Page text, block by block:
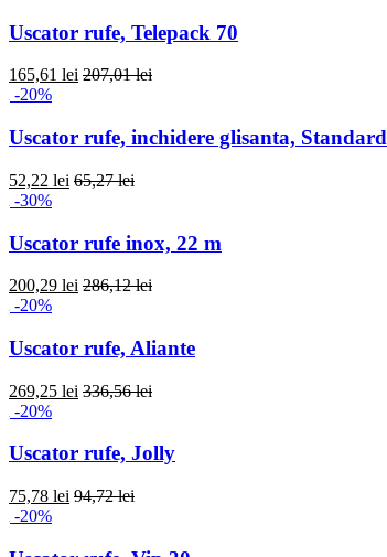
Uscator rufe, Telepack 70
165,61 lei 207,01 lei
-20%
Uscator rufe, inchidere glisanta, Standard
52,22 lei 65,27 lei
-30%
Uscator rufe inox, 22 m
200,29 lei 286,12 lei
-20%
Uscator rufe, Aliante
269,25 lei 336,56 lei
-20%
Uscator rufe, Jolly
75,78 lei 94,72 lei
-20%